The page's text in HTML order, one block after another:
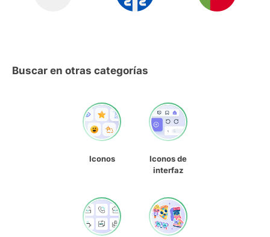
Buscar en otras categorías
Iconos
Iconos de
interfaz